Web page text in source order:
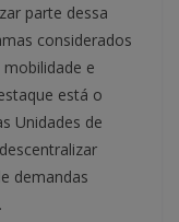
parte dessa
considerados
e
está o
Unidades de
demandas